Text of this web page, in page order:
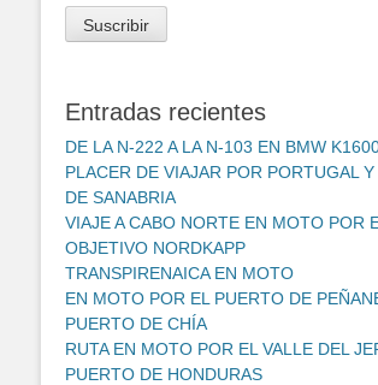
correo
electrónico
Suscribir
Entradas recientes
DE LA N-222 A LA N-103 EN BMW
PLACER DE VIAJAR POR PORTUGAL
DE SANABRIA
VIAJE A CABO NORTE EN MOTO POR
OBJETIVO NORDKAPP
TRANSPIRENAICA EN MOTO
EN MOTO POR EL PUERTO DE
PUERTO DE CHÍA
RUTA EN MOTO POR EL VALLE DEL
PUERTO DE HONDURAS